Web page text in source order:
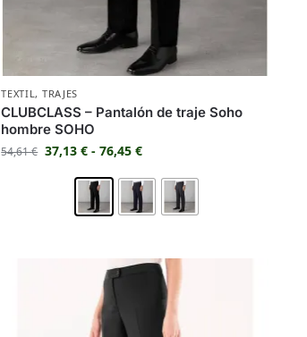
TEXTIL , TRAJES
CLUBCLASS – Pantalón de traje Soho
hombre SOHO
54,61€ 37,13€ - 76,45€